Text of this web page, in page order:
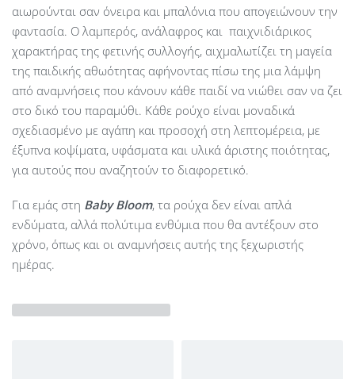
αιωρούνται σαν όνειρα και μπαλόνια που απογειώνουν την
φαντασία. Ο λαμπερός, ανάλαφρος και παιχνιδιάρικος
χαρακτήρας της φετινής συλλογής, αιχμαλωτίζει τη μαγεία
της παιδικής αθωότητας αφήνοντας πίσω της μια λάμψη
από αναμνήσεις που κάνουν κάθε παιδί να νιώθει σαν να ζει
στο δικό του παραμύθι. Κάθε ρούχο είναι μοναδικά
σχεδιασμένο με αγάπη και προσοχή στη λεπτομέρεια, με
έξυπνα κοψίματα, υφάσματα και υλικά άριστης ποιότητας,
για αυτούς που αναζητούν το διαφορετικό.
Για εμάς στη Baby Bloom, τα ρούχα δεν είναι απλά
ενδύματα, αλλά πολύτιμα ενθύμια που θα αντέξουν στο
χρόνο, όπως και οι αναμνήσεις αυτής της ξεχωριστής
ημέρας.